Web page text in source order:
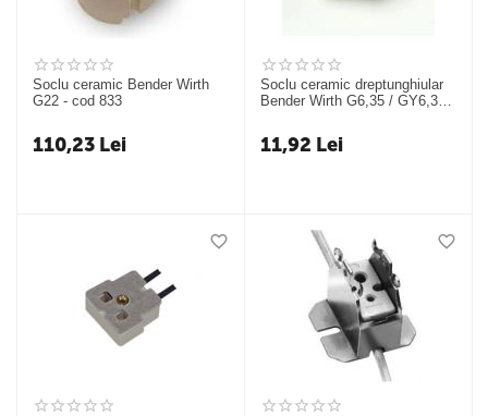
Soclu ceramic Bender Wirth
G22 - cod 833
110,23 Lei
Soclu ceramic dreptunghiular
Bender Wirth G6,35 / GY6,35 /
11,92 Lei